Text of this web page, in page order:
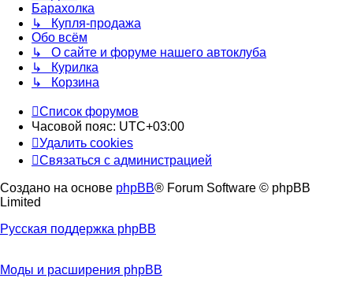
Барахолка
↳ Купля-продажа
Обо всём
↳ О сайте и форуме нашего автоклуба
↳ Курилка
↳ Корзина
Список форумов
Часовой пояс: UTC+03:00
Удалить cookies
Связаться с администрацией
Создано на основе phpBB® Forum Software © phpBB
Limited
Русская поддержка phpBB
Моды и расширения phpBB